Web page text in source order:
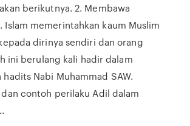
berikutnya. 2. Membawa
Islam memerintahkan kaum Muslim
dirinya sendiri dan orang
ini berulang kali hadir dalam
Nabi Muhammad SAW.
contoh perilaku Adil dalam